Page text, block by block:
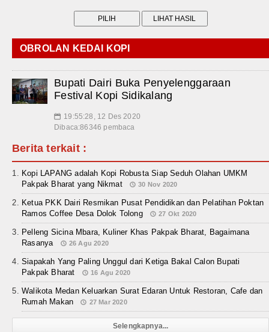
OBROLAN KEDAI KOPI
Bupati Dairi Buka Penyelenggaraan
Festival Kopi Sidikalang
📅 19:55:28, 12 Des 2020
Dibaca:86346 pembaca
Berita terkait :
Kopi LAPANG adalah Kopi Robusta Siap Seduh Olahan UMKM
Pakpak Bharat yang Nikmat
30 Nov 2020
Ketua PKK Dairi Resmikan Pusat Pendidikan dan Pelatihan Poktan
Ramos Coffee Desa Dolok Tolong
27 Okt 2020
Pelleng Sicina Mbara, Kuliner Khas Pakpak Bharat, Bagaimana
Rasanya
26 Agu 2020
Siapakah Yang Paling Unggul dari Ketiga Bakal Calon Bupati
Pakpak Bharat
16 Agu 2020
Walikota Medan Keluarkan Surat Edaran Untuk Restoran, Cafe dan
Rumah Makan
27 Mar 2020
Selengkapnya...